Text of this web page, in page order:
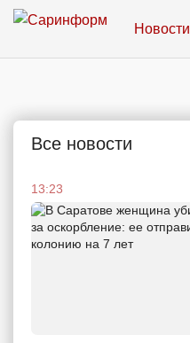
Новости
Все новости
13:23